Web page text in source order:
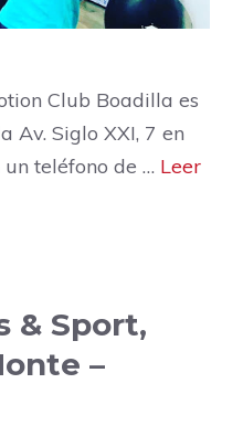
Club Boadilla es
Av. Siglo XXI, 7 en
teléfono de … Leer
& Sport,
–